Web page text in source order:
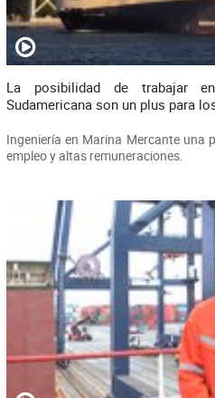
La posibilidad de trabajar
Sudamericana son un plus para
Ingeniería en Marina Mercante una
empleo y altas remuneraciones.